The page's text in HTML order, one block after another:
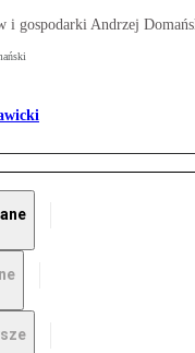
i gospodarki Andrzej